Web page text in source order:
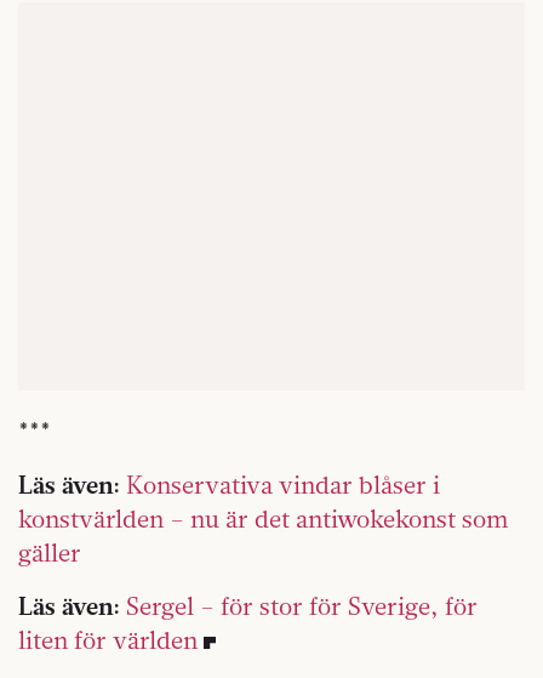
***
Läs även: Konservativa vindar blåser i
konstvärlden – nu är det antiwokekonst som
gäller
Läs även: Sergel – för stor för Sverige, för
liten för världen